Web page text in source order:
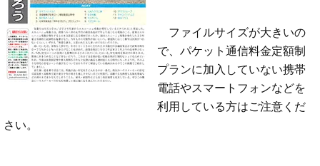
ファイルサイズが大きいの
で、パケット通信料金定額制
プランに加入していない携帯
電話やスマートフォンなどを
利用している方はご注意くだ
さい。